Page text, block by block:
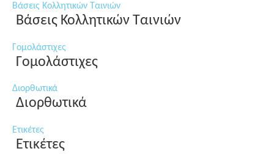
Βάσεις Κολλητικών Ταινιών
Βάσεις Κολλητικών Ταινιών
Γομολάστιχες
Γομολάστιχες
Διορθωτικά
Διορθωτικά
Ετικέτες
Ετικέτες